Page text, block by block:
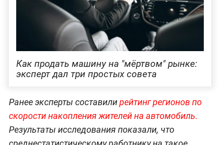
Как продать машину на "мёртвом" рынке:
эксперт дал три простых совета
Ранее эксперты составилирейтинг регионов по
скорости накопления жителей на автомобиль.
Результаты исследования показали, что